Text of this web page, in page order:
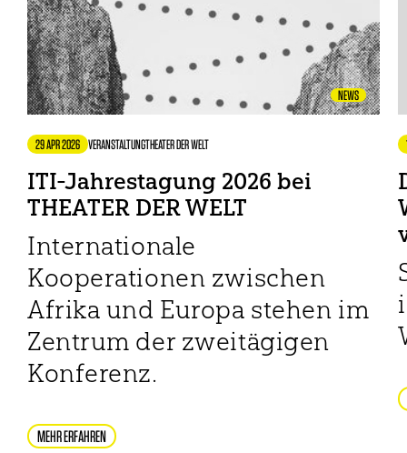
NEWS
29 APR 2026 VERANSTALTUNGTHEATER DER WELT
ITI-Jahrestagung 2026 bei
THEATER DER WELT
Internationale
Kooperationen zwischen
Afrika und Europa stehen im
Zentrum der zweitägigen
Konferenz.
MEHR ERFAHREN